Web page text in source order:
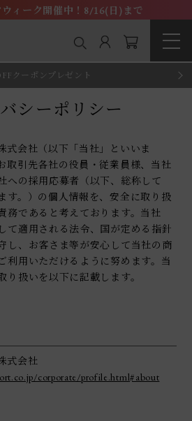
クーポンプレゼント
ウィーク開催中！8/16(日)まで
シーポリシー
式会社（以下「当社」といいま
取引先各社の役員・従業員様、当社
への採用応募者（以下、総称して
す。）の個人情報を、安全に取り扱
務であると考えております。当社
て適用される法令、国が定める指針
し、お客さま等が安心して当社の商
利用いただけるように努めます。当
り扱いを以下に記載します。
式会社
corporate/profile.html#about